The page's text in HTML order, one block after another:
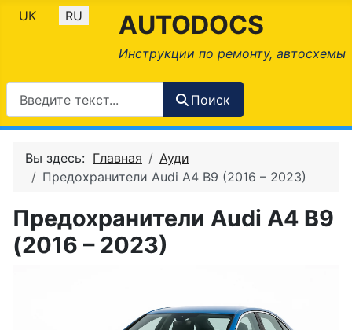
Выберите язык
UK RU AUTODOCS
Инструкции по ремонту, автосхемы
Поиск
Вы здесь: Главная
Ауди
Предохранители Audi A4 B9 (2016 – 2023)
Предохранители Audi A4 B9
(2016 – 2023)